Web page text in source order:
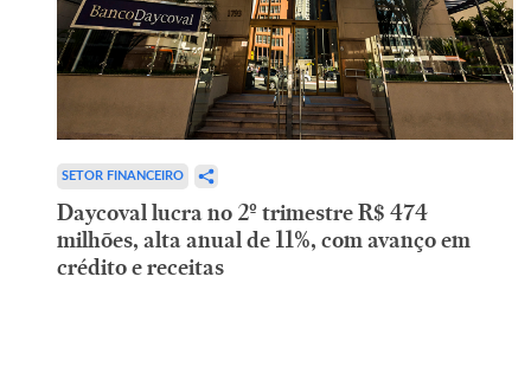
SETOR FINANCEIRO
Daycoval lucra no 2º trimestre R$ 474
milhões, alta anual de 11%, com avanço em
crédito e receitas